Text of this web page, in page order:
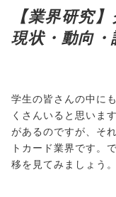
【業界研究
現状・動向
学生の皆さんの中に
くさんいると思いま
があるのですが、そ
トカード業界です。
移を見てみましょう。